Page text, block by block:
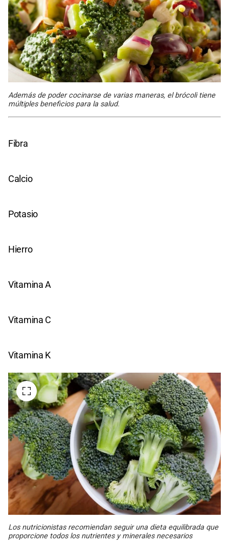
Además de poder cocinarse de varias maneras, el brócoli tiene
múltiples beneficios para la salud.
Fibra
Calcio
Potasio
Hierro
Vitamina A
Vitamina C
Vitamina K
Los nutricionistas recomiendan seguir una dieta equilibrada que
proporcione todos los nutrientes y minerales necesarios